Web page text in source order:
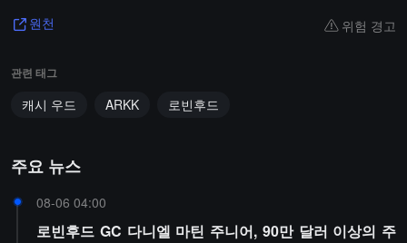
원천 위험 경고
관련 태그
캐시 우드 ARKK 로빈후드
주요 뉴스
08-06 04:00
로빈후드 GC 다니엘 마틴 주니어, 90만 달러 이상의 주